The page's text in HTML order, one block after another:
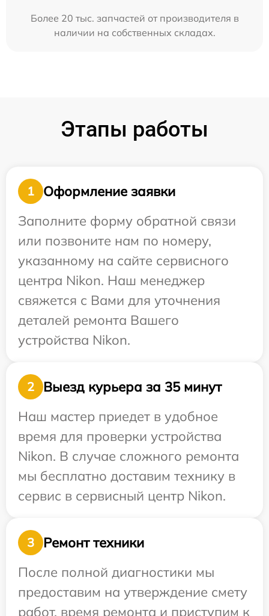
Более 20 тыс. запчастей от производителя в
наличии на собственных складах.
Этапы работы
1
Оформление заявки
Заполните форму обратной связи
или позвоните нам по номеру,
указанному на сайте сервисного
центра Nikon. Наш менеджер
свяжется с Вами для уточнения
деталей ремонта Вашего
устройства Nikon.
2
Выезд курьера за 35 минут
Наш мастер приедет в удобное
время для проверки устройства
Nikon. В случае сложного ремонта
мы бесплатно доставим технику в
сервис в сервисный центр Nikon.
3
Ремонт техники
После полной диагностики мы
предоставим на утверждение смету
работ, время ремонта и приступим к